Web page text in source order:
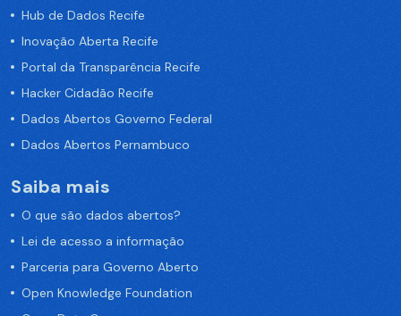
Hub de Dados Recife
Inovação Aberta Recife
Portal da Transparência Recife
Hacker Cidadão Recife
Dados Abertos Governo Federal
Dados Abertos Pernambuco
Saiba mais
O que são dados abertos?
Lei de acesso a informação
Parceria para Governo Aberto
Open Knowledge Foundation